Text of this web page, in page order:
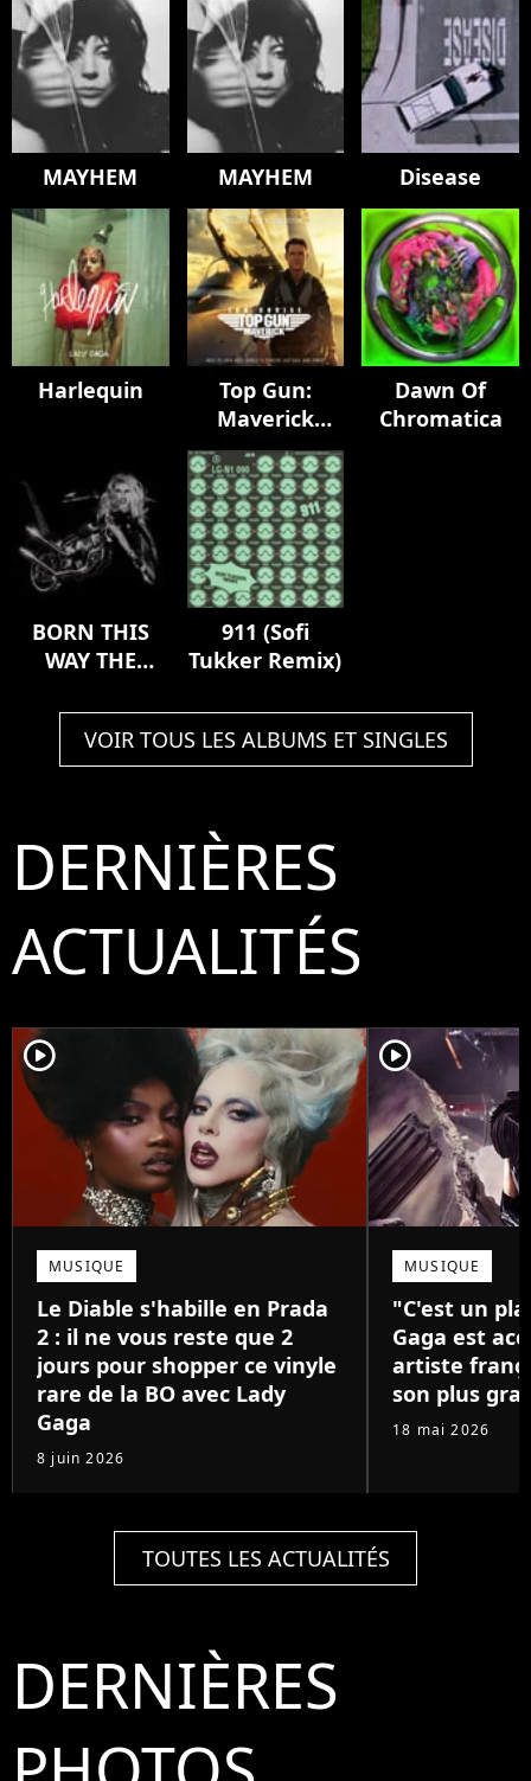
MAYHEM MAYHEM Disease
Harlequin
Top Gun:
Maverick
(Music From
The Motion
Picture)
Dawn Of
Chromatica
BORN THIS
WAY THE
ANNIVERSARY
911 (Sofi
Tukker Remix)
VOIR TOUS LES ALBUMS ET SINGLES
DERNIÈRES
ACTUALITÉS
player2
MUSIQUE
Le Diable s'habille en Prada
2 : il ne vous reste que 2
jours pour shopper ce vinyle
rare de la BO avec Lady
Gaga
8 juin 2026
player2
MUSIQUE
"C'est un
Gaga est
artiste
son plus
18 mai 2026
TOUTES LES ACTUALITÉS
DERNIÈRES